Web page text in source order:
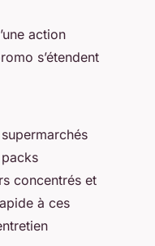
action
s’étendent
concentrés et
à ces